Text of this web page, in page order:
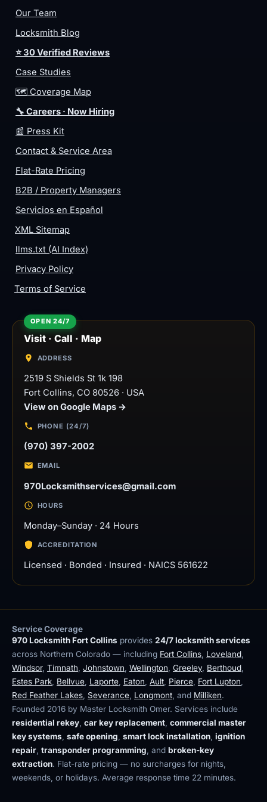
Our Team
Locksmith Blog
⭐ 30 Verified Reviews
Case Studies
🗺️ Coverage Map
🔧 Careers · Now Hiring
📰 Press Kit
Contact & Service Area
Flat-Rate Pricing
B2B / Property Managers
Servicios en Español
XML Sitemap
llms.txt (AI Index)
Privacy Policy
Terms of Service
Visit · Call · Map
ADDRESS
2519 S Shields St 1k 198
Fort Collins, CO 80526 · USA
View on Google Maps →
PHONE (24/7)
(970) 397-2002
EMAIL
970Locksmithservices@gmail.com
HOURS
Monday–Sunday · 24 Hours
ACCREDITATION
Licensed · Bonded · Insured · NAICS 561622
Service Coverage
970 Locksmith Fort Collins provides 24/7 locksmith services
across Northern Colorado — including Fort Collins Loveland
Windsor, Timnath Johnstown Wellington Greeley Berthoud
Estes Park Bellvue Laporte Eaton Ault Pierce Fort Lupton
Red Feather Lakes Severance Longmont , and Milliken.
Founded 2016 by Master Locksmith Omer. Services include
residential rekey car key replacement commercial master
key systems safe opening smart lock installation ignition
repair transponder programming , and broken-key
extraction. Flat-rate pricing — no surcharges for nights,
weekends, or holidays. Average response time 22 minutes.